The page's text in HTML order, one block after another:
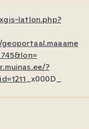
latlon.php?
?
_x000D_